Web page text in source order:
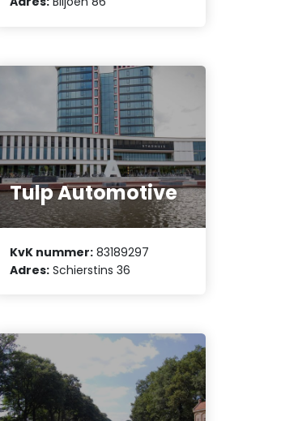
Tulp Automotive
KvK nummer: 83189297
Adres: Schierstins 36